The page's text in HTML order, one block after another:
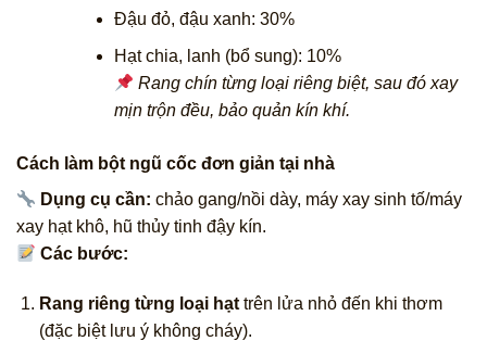
Đậu đỏ, đậu xanh: 30%
Hạt chia, lanh (bổ sung): 10%
Rang chín từng loại riêng biệt, sau đó xay
mịn trộn đều, bảo quản kín khí.
Cách làm bột ngũ cốc đơn giản tại nhà
Dụng cụ cần: chảo gang/nồi dày, máy xay sinh tố/máy
xay hạt khô, hũ thủy tinh đậy kín.
Các bước:
Rang riêng từng loại hạttrên lửa nhỏ đến khi thơm
(đặc biệt lưu ý không cháy).